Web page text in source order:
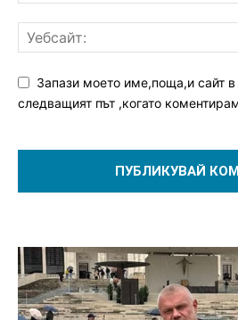
Запази моето име,поща,и сайт в
следващият път ,когато